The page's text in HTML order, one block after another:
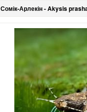
Сомік-Арлекін - Akysis